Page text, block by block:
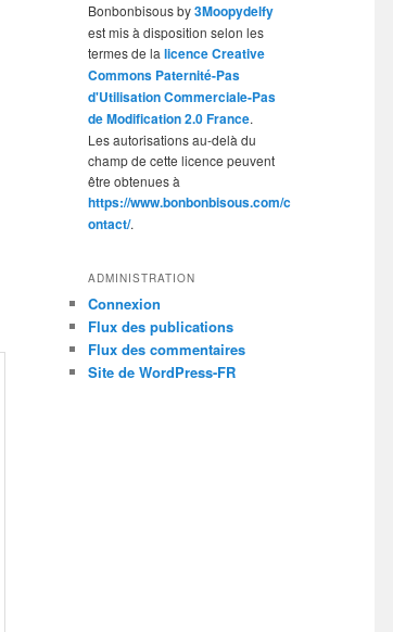
Bonbonbisousby3Moopydelfy
est mis à disposition selon les
termes de la licence Creative
Commons Paternité-Pas
d'Utilisation Commerciale-Pas
de Modification 2.0 France.
Les autorisations au-delà du
champ de cette licence peuvent
être obtenues à
https://www.bonbonbisous.com/c
ontact/.
ADMINISTRATION
Connexion
Flux des publications
Flux des commentaires
Site de WordPress-FR